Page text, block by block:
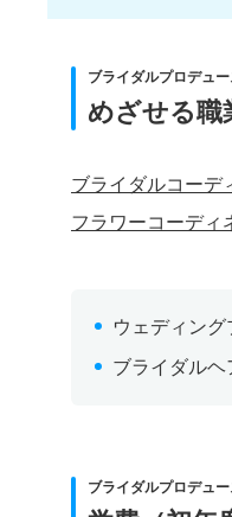
ブライダルプロデュ
めざせる職
ブライダルコーデ
フラワーコーディ
ウェディング
ブライダルヘ
ブライダルプロデュ